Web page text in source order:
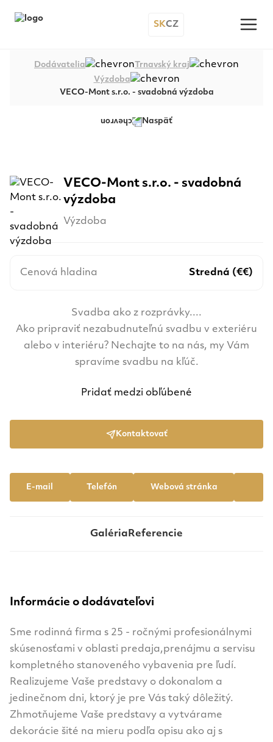
SKCZ
Dodávatelia
Trnavský kraj
Výzdoba
VECO-Mont s.r.o. - svadobná výzdoba
Naspäť
VECO-Mont s.r.o. - svadobná
výzdoba
Výzdoba
Cenová hladina Stredná (€€)
Svadba ako z rozprávky....
Ako pripraviť nezabudnuteľnú svadbu v exteriéru
alebo v interiéru? Nechajte to na nás, my Vám
spravíme svadbu na kľúč.
Pridať medzi obľúbené
Kontaktovať
E-mail Telefón Webová stránka
Galéria Referencie
Informácie o dodávateľovi
Sme rodinná firma s 25 - ročnými profesionálnymi
skúsenosťami v oblasti predaja,prenájmu a servisu
kompletného stanoveného vybavenia pre ľudí.
Realizujeme Vaše predstavy o dokonalom a
jedinečnom dni, ktorý je pre Vás taký dôležitý.
Zhmotňujeme Vaše predstavy a vytvárame
dekorácie šité na mieru podľa opisu ako aj s